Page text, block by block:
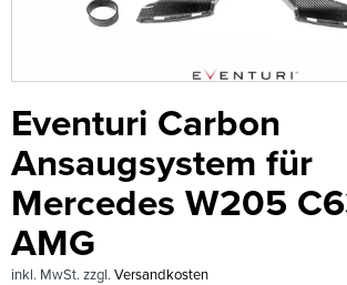
Eventuri Carbon
Ansaugsystem für
Mercedes W205
AMG
inkl. MwSt. zzgl. Versandkosten